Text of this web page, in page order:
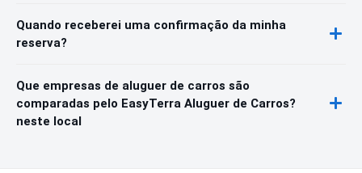
Quando receberei uma confirmação da minha
reserva?
Que empresas de aluguer de carros são
comparadas pelo EasyTerra Aluguer de Carros?
neste local